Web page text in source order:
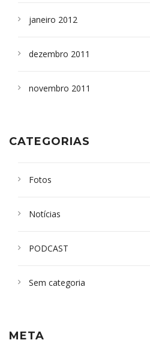
janeiro 2012
dezembro 2011
novembro 2011
CATEGORIAS
Fotos
Notícias
PODCAST
Sem categoria
META